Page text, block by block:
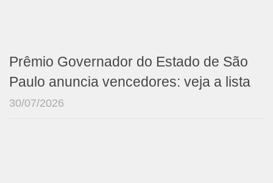
Prêmio Governador do Estado de São
Paulo anuncia vencedores: veja a lista
30/07/2026